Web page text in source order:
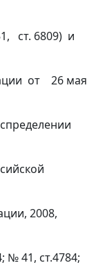
ст. 6809) и
от 26 мая
2008,
№ 41, ст.4784;